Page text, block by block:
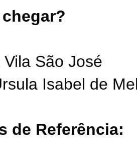
Vila São José
Isabel de
de Referência: